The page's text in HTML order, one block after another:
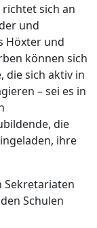
sich an
und
Höxter und
können sich
die sich aktiv in
– sei es in
die
ihre
Sekretariaten
Schulen